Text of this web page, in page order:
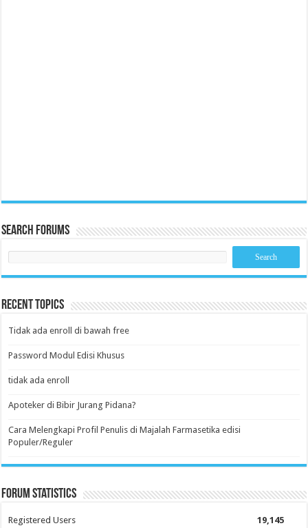
Search Forums
Recent Topics
Tidak ada enroll di bawah free
Password Modul Edisi Khusus
tidak ada enroll
Apoteker di Bibir Jurang Pidana?
Cara Melengkapi Profil Penulis di Majalah Farmasetika edisi
Populer/Reguler
Forum Statistics
Registered Users 19,145